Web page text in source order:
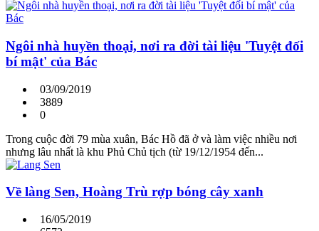
Ngôi nhà huyền thoại, nơi ra đời tài liệu 'Tuyệt đối
bí mật' của Bác
03/09/2019
3889
0
Trong cuộc đời 79 mùa xuân, Bác Hồ đã ở và làm việc nhiều nơi
nhưng lâu nhất là khu Phủ Chủ tịch (từ 19/12/1954 đến...
Về làng Sen, Hoàng Trù rợp bóng cây xanh
16/05/2019